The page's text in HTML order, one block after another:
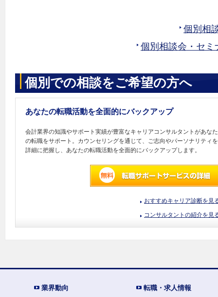
個別相
個別相談会・セミ
個別での相談をご希望の方へ
あなたの転職活動を全面的にバックアップ
会計業界の知識やサポート実績が豊富なキャリアコンサルタントがあなた
の転職をサポート。カウンセリングを通じて、ご志向やパーソナリティを
詳細に把握し、あなたの転職活動を全面的にバックアップします。
おすすめキャリア診断を見
コンサルタントの紹介を見
業界動向 転職・求人情報